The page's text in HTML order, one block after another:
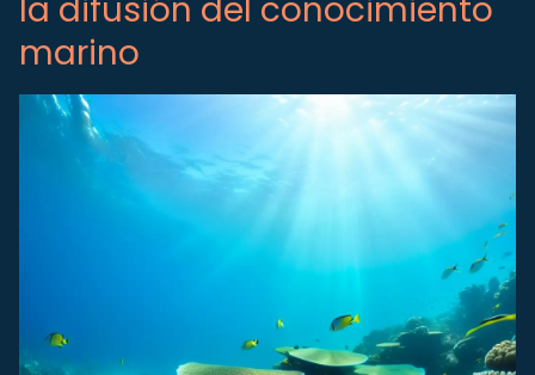
la difusión del conocimiento
marino